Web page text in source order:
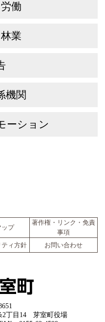
働
業
機関
ーション
ップ
著作権・リンク・免責
事項
ティ方針 お問い合わせ
2丁目14 芽室町役場